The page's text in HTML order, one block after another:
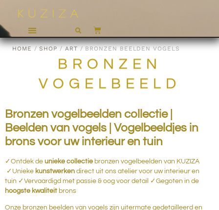
HOME /SHOP / ART / BRONZEN BEELDEN VOGELS
BRONZEN
VOGELBEELD
Bronzen vogelbeelden collectie |
Beelden van vogels | Vogelbeeldjes in
brons voor uw interieur en tuin
✓Ontdek de unieke collectie bronzen vogelbeelden van KUZIZA
✓Unieke kunstwerken direct uit ons atelier voor uw interieur en
tuin ✓Vervaardigd met passie & oog voor detail ✓Gegoten in de
hoogste kwaliteit brons
Onze bronzen beelden van vogels zijn uitermate gedetailleerd en